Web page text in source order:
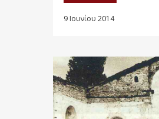
9 Ιουνίου 2014